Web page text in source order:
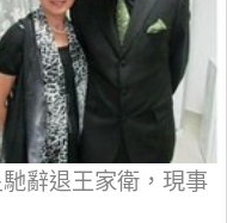
辭退王家衛，現事